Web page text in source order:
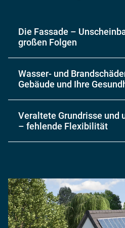
Die Fassade –
gro­ßen Fol­gen
Wasser- und
Gebäude und Ihre
Veraltete Grund­risse und
– fehlende Flex­ibilität